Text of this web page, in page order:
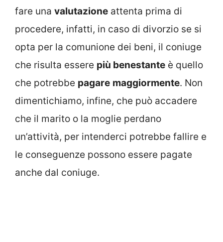
fare una valutazione attenta prima di
procedere, infatti, in caso di divorzio se si
opta per la comunione dei beni, il coniuge
che risulta essere più benestante è quello
che potrebbe pagare maggiormente. Non
dimentichiamo, infine, che può accadere
che il marito o la moglie perdano
un’attività, per intenderci potrebbe fallire e
le conseguenze possono essere pagate
anche dal coniuge.